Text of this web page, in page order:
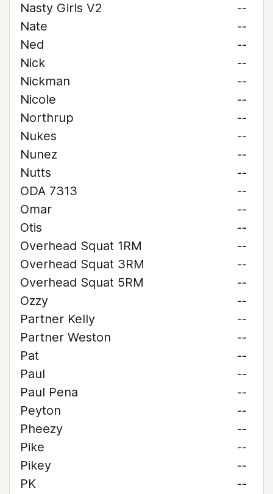
Nasty Girls V2
--
Nate
--
Ned
--
Nick
--
Nickman
--
Nicole
--
Northrup
--
Nukes
--
Nunez
--
Nutts
--
ODA 7313
--
Omar
--
Otis
--
Overhead Squat 1RM
--
Overhead Squat 3RM
--
Overhead Squat 5RM
--
Ozzy
--
Partner Kelly
--
Partner Weston
--
Pat
--
Paul
--
Paul Pena
--
Peyton
--
Pheezy
--
Pike
--
Pikey
--
PK
--